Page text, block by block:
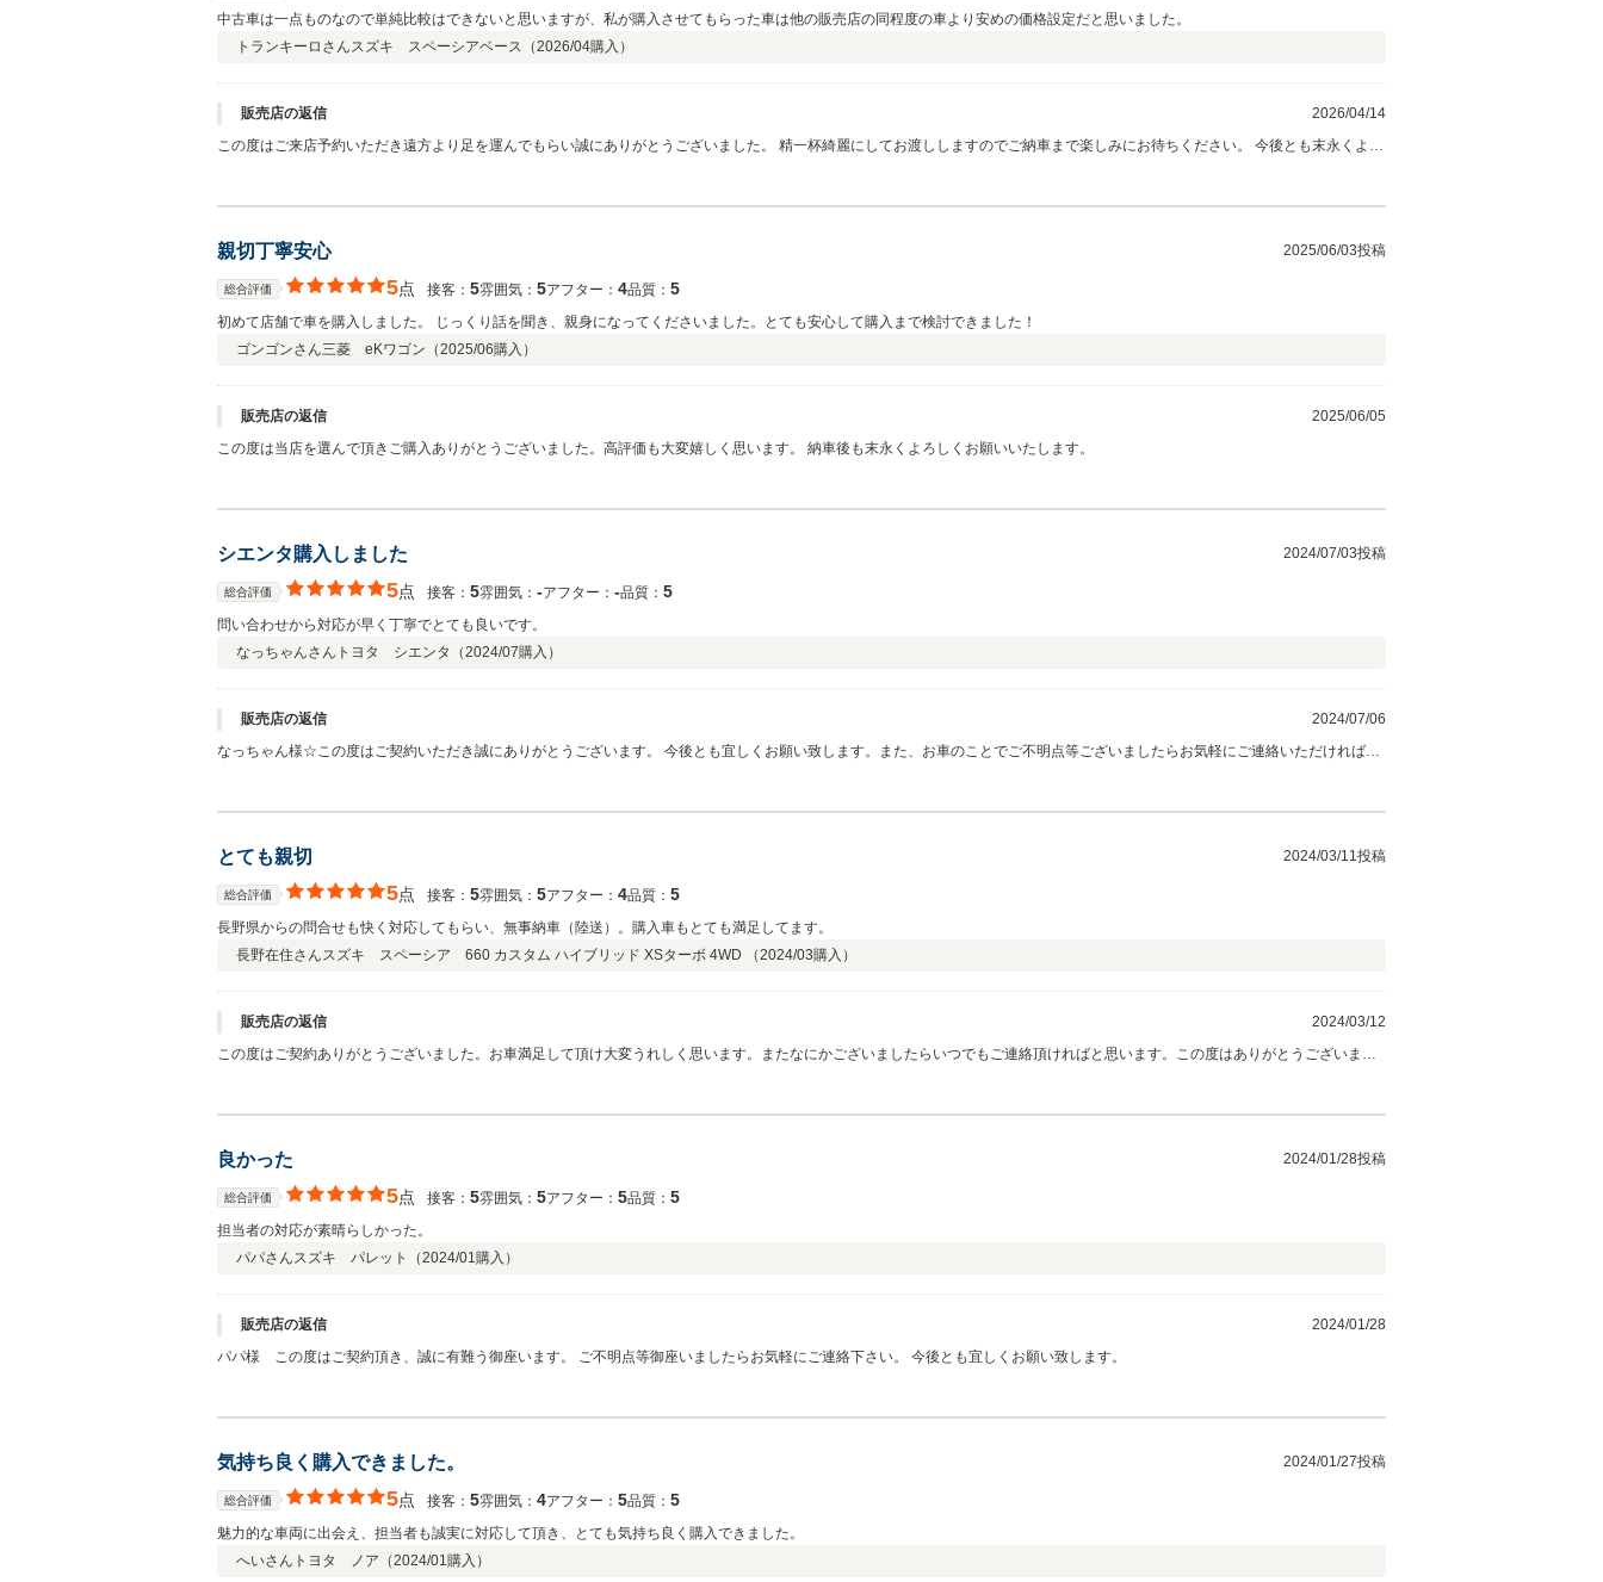
中古車は一点ものなので単純比較はできないと思いますが、私が購入させてもらった車は他の販売店の同程度の車より安めの価格設定だと思いました。
トランキーロさんスズキ スペーシアベース（2026/04購入）
販売店の返信
2026/04/14
この度はご来店予約いただき遠方より足を運んでもらい誠にありがとうございました。 精一杯綺麗にしてお渡ししますのでご納車まで楽しみにお待ちください。 今後とも末永くよろ
親切丁寧安心 2025/06/03投稿
総合評価 5点 接客： 5雰囲気： 5アフター： 4品質： 5
初めて店舗で車を購入しました。 じっくり話を聞き、親身になってくださいました。とても安心して購入まで検討できました！
ゴンゴンさん三菱 eKワゴン（2025/06購入）
販売店の返信
2025/06/05
この度は当店を選んで頂きご購入ありがとうございました。高評価も大変嬉しく思います。 納車後も末永くよろしくお願いいたします。
シエンタ購入しました 2024/07/03投稿
総合評価 5点 接客： 5雰囲気： ‐アフター： ‐品質： 5
問い合わせから対応が早く丁寧でとても良いです。
なっちゃんさん トヨタ シエンタ（2024/07購入）
販売店の返信
2024/07/06
なっちゃん様☆この度はご契約いただき誠にありがとうございます。 今後とも宜しくお願い致します。また、お車のことでご不明点等ございましたらお気軽にご連絡いただければと
とても親切 2024/03/11投稿
総合評価 5点 接客： 5雰囲気： 5アフター： 4品質： 5
長野県からの問合せも快く対応してもらい、無事納車（陸送）。購入車もとても満足してます。
長野在住さんスズキ スペーシア 660 カスタム ハイブリッド XSターボ 4WD （2024/03購入）
販売店の返信
2024/03/12
この度はご契約ありがとうございました。お車満足して頂け大変うれしく思います。またなにかございましたらいつでもご連絡頂ければと思います。この度はありがとうございまし
良かった 2024/01/28投稿
総合評価 5点 接客： 5雰囲気： 5アフター： 5品質： 5
担当者の対応が素晴らしかった。
パパさんスズキ パレット（2024/01購入）
販売店の返信
2024/01/28
パパ様 この度はご契約頂き、誠に有難う御座います。 ご不明点等御座いましたらお気軽にご連絡下さい。 今後とも宜しくお願い致します。
気持ち良く購入できました。 2024/01/27投稿
総合評価 5点 接客： 5雰囲気： 4アフター： 5品質： 5
魅力的な車両に出会え、担当者も誠実に対応して頂き、とても気持ち良く購入できました。
へいさん トヨタ ノア（2024/01購入）